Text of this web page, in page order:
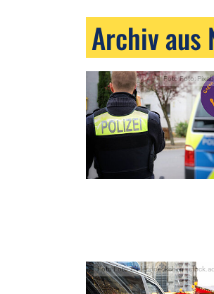
Archiv aus
Foto:Foto:
Foto:Foto: bilderstoeckchen -